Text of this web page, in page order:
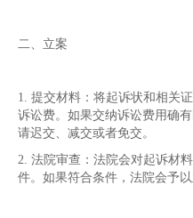
二、立案
1. 提交材料：将起诉状和相关
诉讼费。如果交纳诉讼费用确
请迟交、减交或者免交。
2. 法院审查：法院会对起诉材
件。如果符合条件，法院会予